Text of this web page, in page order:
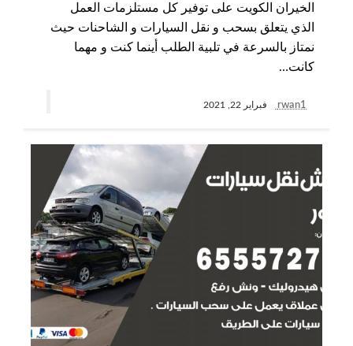
الخيران الكويت على توفير كل مستلزمات العمل
الذي يتعلق بسحب و نقل السيارات و الشاحنات حيث
نمتاز بالسرعة في تلبية الطلب أينما كنت و مهما
كانت…
rwan1 فبراير 22, 2021